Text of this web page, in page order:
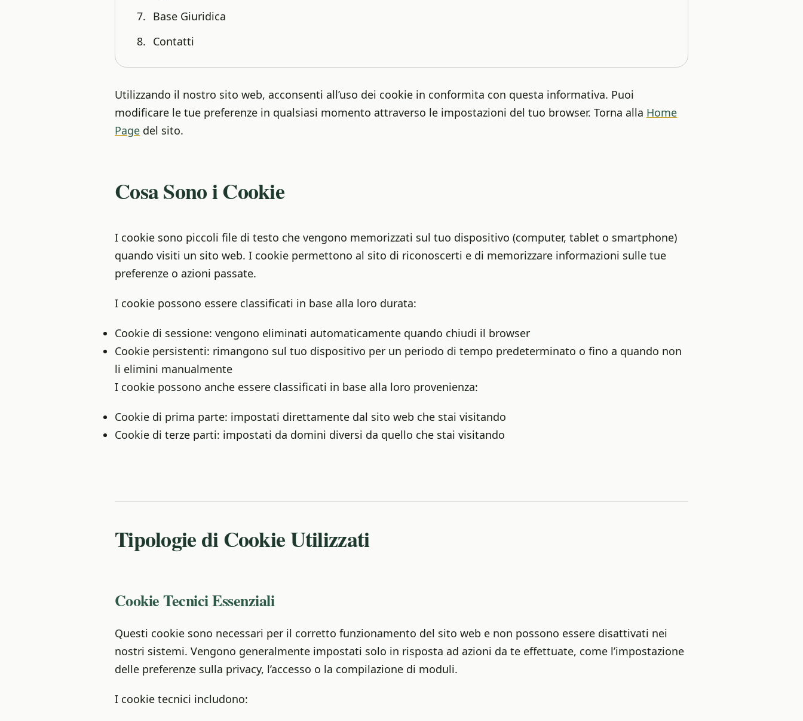
Base Giuridica
Contatti
Utilizzando il nostro sito web, acconsenti all’uso dei cookie in conformita con questa informativa. Puoi
modificare le tue preferenze in qualsiasi momento attraverso le impostazioni del tuo browser. Torna alla Home
Page del sito.
Cosa Sono i Cookie
I cookie sono piccoli file di testo che vengono memorizzati sul tuo dispositivo (computer, tablet o smartphone)
quando visiti un sito web. I cookie permettono al sito di riconoscerti e di memorizzare informazioni sulle tue
preferenze o azioni passate.
I cookie possono essere classificati in base alla loro durata:
Cookie di sessione: vengono eliminati automaticamente quando chiudi il browser
Cookie persistenti: rimangono sul tuo dispositivo per un periodo di tempo predeterminato o fino a quando non
li elimini manualmente
I cookie possono anche essere classificati in base alla loro provenienza:
Cookie di prima parte: impostati direttamente dal sito web che stai visitando
Cookie di terze parti: impostati da domini diversi da quello che stai visitando
Tipologie di Cookie Utilizzati
Cookie Tecnici Essenziali
Questi cookie sono necessari per il corretto funzionamento del sito web e non possono essere disattivati nei
nostri sistemi. Vengono generalmente impostati solo in risposta ad azioni da te effettuate, come l’impostazione
delle preferenze sulla privacy, l’accesso o la compilazione di moduli.
I cookie tecnici includono: